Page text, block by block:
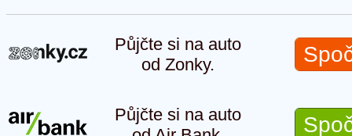
Půjčte si na auto
od Zonky.
Půjčte si na auto